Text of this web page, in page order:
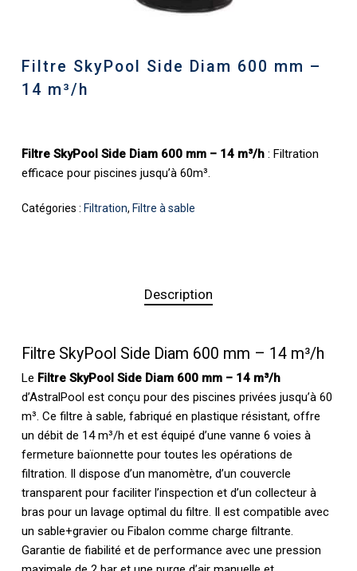
Filtre SkyPool Side Diam 600 mm –
14 m³/h
Filtre SkyPool Side Diam 600 mm – 14 m³/h: Filtration
efficace pour piscines jusqu’à 60m³.
Catégories : Filtration, Filtre à sable
Description
Filtre SkyPool Side Diam 600 mm – 14 m³/h
Le Filtre SkyPool Side Diam 600 mm – 14 m³/h
d’AstralPool est conçu pour des piscines privées jusqu’à 60
m³. Ce filtre à sable, fabriqué en plastique résistant, offre
un débit de 14 m³/h et est équipé d’une vanne 6 voies à
fermeture baïonnette pour toutes les opérations de
filtration. Il dispose d’un manomètre, d’un couvercle
transparent pour faciliter l’inspection et d’un collecteur à
bras pour un lavage optimal du filtre. Il est compatible avec
un sable+gravier ou Fibalon comme charge filtrante.
Garantie de fiabilité et de performance avec une pression